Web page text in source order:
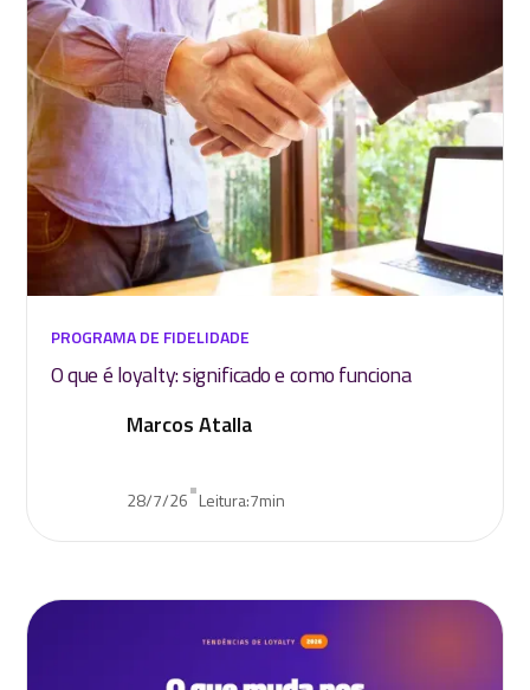
PROGRAMA DE FIDELIDADE
O que é loyalty: significado e como funciona
Marcos Atalla
28/7/26•Leitura:7min